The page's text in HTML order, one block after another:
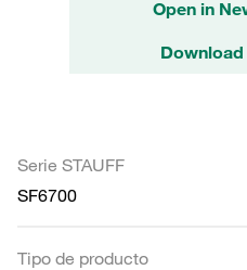
Open in
Download
Serie STAUFF
SF6700
Tipo de producto